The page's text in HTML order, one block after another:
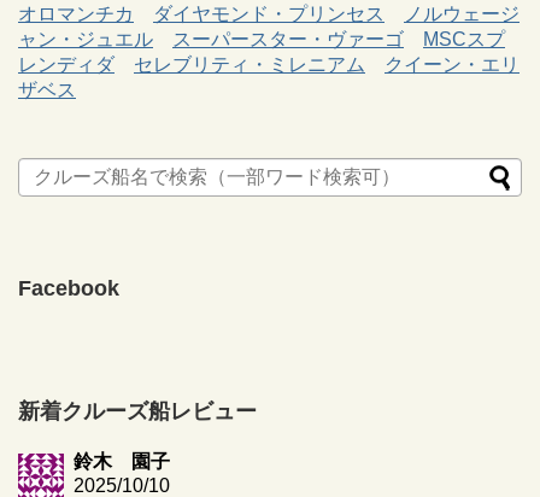
オロマンチカ
ダイヤモンド・プリンセス
ノルウェージ
ャン・ジュエル
スーパースター・ヴァーゴ
MSCスプ
レンディダ
セレブリティ・ミレニアム
クイーン・エリ
ザベス
Facebook
新着クルーズ船レビュー
鈴木 園子
2025/10/10